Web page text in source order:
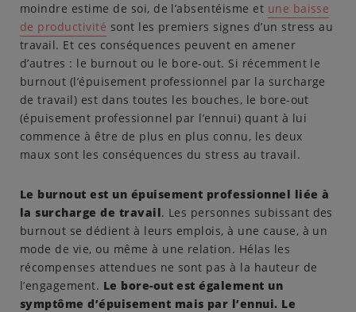
moindre estime de soi, de l’absentéisme et une baisse
de productivité sont les premiers signes d’un stress au
travail. Et ces conséquences peuvent en amener
d’autres : le burnout ou le bore-out. Si récemment le
burnout (l’épuisement professionnel par la surcharge
de travail) est dans toutes les bouches, le bore-out
(épuisement professionnel par l’ennui) quant à lui
commence à être de plus en plus connu, les deux
maux sont les conséquences du stress au travail.
Le burnout est un épuisement professionnel liée à
la surcharge de travail. Les personnes subissant des
burnout se dédient à leurs emplois, à une cause, à un
mode de vie, ou même à une relation. Hélas les
récompenses attendues ne sont pas à la hauteur de
l’engagement. Le bore-out est également un
symptôme d’épuisement mais par l’ennui. Le